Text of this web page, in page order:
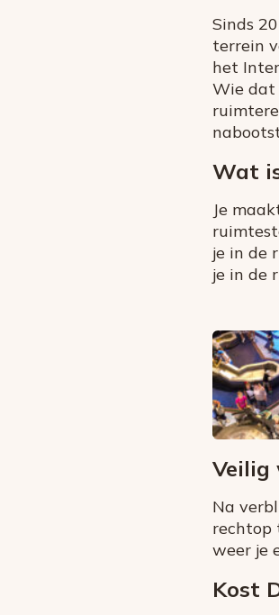
Sinds
terrein
het
Wie dat
Wat
Je
je in de
je in de
Veilig
Na
rechtop
weer je
Kost